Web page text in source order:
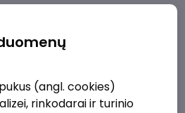
jus domina?
(angl. cookies)
rinkodarai ir turinio